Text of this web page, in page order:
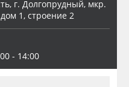
г. Долгопрудный, мкр.
1, строение 2
- 14:00